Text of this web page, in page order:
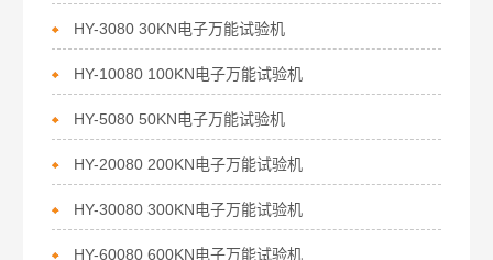
HY-3080 30KN电子万能试验机
HY-10080 100KN电子万能试验机
HY-5080 50KN电子万能试验机
HY-20080 200KN电子万能试验机
HY-30080 300KN电子万能试验机
HY-60080 600KN电子万能试验机